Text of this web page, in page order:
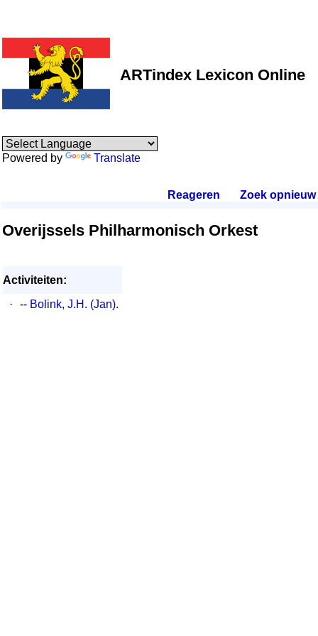
ARTindex Lexicon Online
Powered by Translate
Reageren Zoek opnieuw.
Overijssels Philharmonisch Orkest
Activiteiten:
·
-- Bolink, J.H. (Jan).